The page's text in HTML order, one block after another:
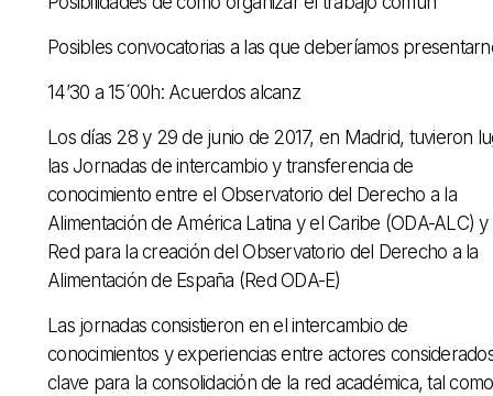
Posibles convocatorias a las que deberíamos
14’30 a 15´00h: Acuerdos alcanz
Los días 28 y 29 de junio de 2017, en Madrid, tuvieron
las Jornadas de intercambio y transferencia de
conocimiento entre el Observatorio del Derecho a la
Alimentación de América Latina y el Caribe (ODA-ALC) y
Red para la creación del Observatorio del Derecho a la
Alimentación de España (Red ODA-E)
Las jornadas consistieron en el intercambio de
conocimientos y experiencias entre actores
clave para la consolidación de la red académica, tal